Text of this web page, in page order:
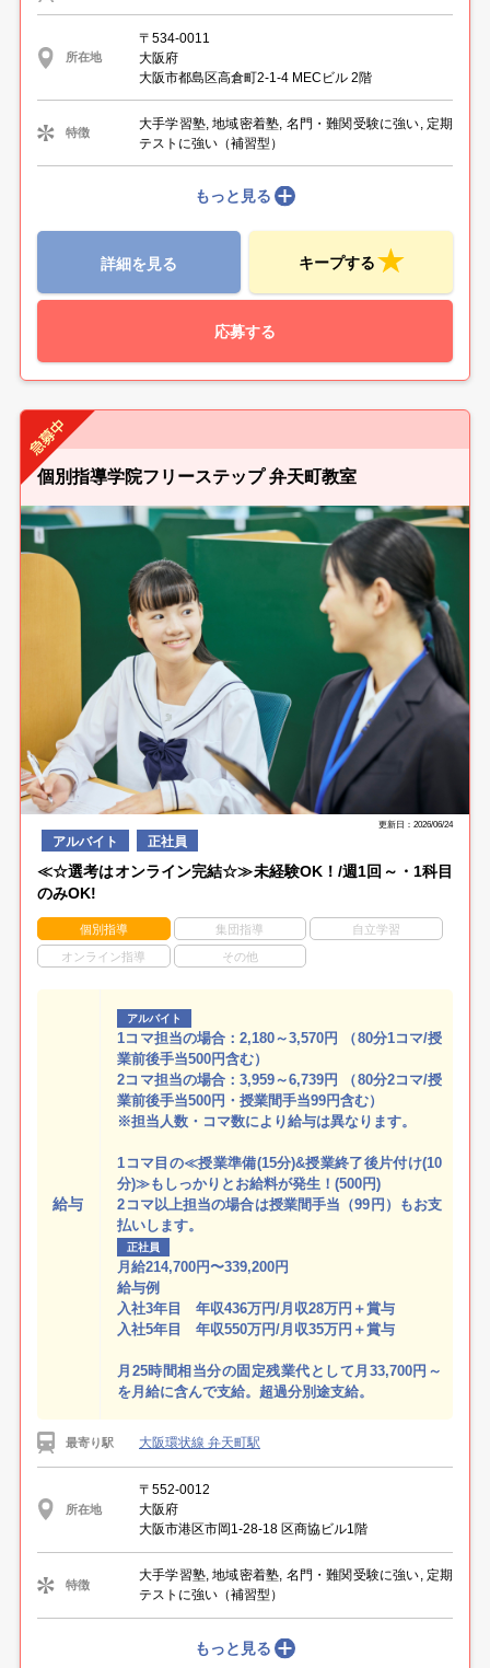
所在地
〒534-0011
大阪府
大阪市都島区高倉町2-1-4 MECビル 2階
特徴
大手学習塾, 地域密着塾, 名門・難関受験に強い, 定期
テストに強い（補習型）
もっと見る
詳細を見る キープする
応募する
個別指導学院フリーステップ 弁天町教室
更新日：2026/06/24
アルバイト 正社員
≪☆選考はオンライン完結☆≫未経験OK！/週1回～・1科目
のみOK!
個別指導 集団指導 自立学習
オンライン指導 その他
給与
アルバイト
1コマ担当の場合：2,180～3,570円 （80分1コマ/授
業前後手当500円含む）
2コマ担当の場合：3,959～6,739円 （80分2コマ/授
業前後手当500円・授業間手当99円含む）
※担当人数・コマ数により給与は異なります。
1コマ目の≪授業準備(15分)&授業終了後片付け(10
分)≫もしっかりとお給料が発生！(500円)
2コマ以上担当の場合は授業間手当（99円）もお支
払いします。
正社員
月給214,700円〜339,200円
給与例
入社3年目 年収436万円/月収28万円＋賞与
入社5年目 年収550万円/月収35万円＋賞与
月25時間相当分の固定残業代として月33,700円～
を月給に含んで支給。超過分別途支給。
最寄り駅 大阪環状線 弁天町駅
所在地
〒552-0012
大阪府
大阪市港区市岡1-28-18 区商協ビル1階
特徴
大手学習塾, 地域密着塾, 名門・難関受験に強い, 定期
テストに強い（補習型）
もっと見る